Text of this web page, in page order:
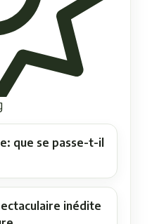
que se passe-t-il
inédite